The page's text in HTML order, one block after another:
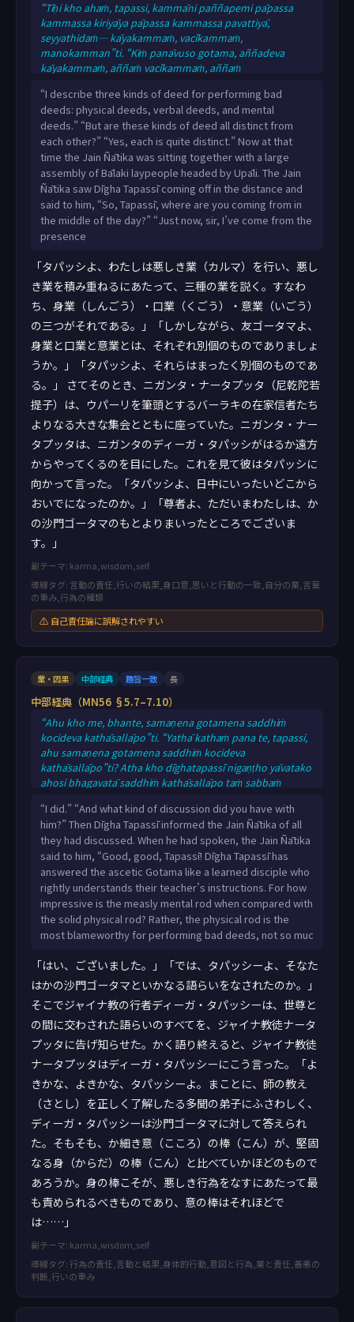
“Tīṇi kho ahaṁ, tapassi, kammāni paññapemi pāpassa
kammassa kiriyāya pāpassa kammassa pavattiyā,
seyyathidaṁ— kāyakammaṁ, vacīkammaṁ,
manokamman”ti. “Kiṁ panāvuso gotama, aññadeva
kāyakammaṁ, aññaṁ vacīkammaṁ, aññaṁ
aññaṁ vacīkammaṁ, aññaṁ manokamman”ti. Tena kho
pana samayena nigaṇṭho nāṭaputto mahatiyā gihiparisāya
saddhiṁ nisinno hoti bālakiniyā parisāya upālipamukhāya.
Addasā kho nigaṇṭho nāṭaputto dīghatapassiṁ nigaṇṭhaṁ
dūratova āgacchantaṁ; d
“I describe three kinds of deed for performing bad
deeds: physical deeds, verbal deeds, and mental
deeds.” “But are these kinds of deed all distinct from
each other?” “Yes, each is quite distinct.” Now at that
time the Jain Ñātika was sitting together with a large
assembly of Bālaki laypeople headed by Upāli. The Jain
Ñātika saw Dīgha Tapassī coming off in the distance and
said to him, “So, Tapassī, where are you coming from in
the middle of the day?” “Just now, sir, I’ve come from the
presence
「タパッシよ、わたしは悪しき業（カルマ）を行い、悪し
き業を積み重ねるにあたって、三種の業を説く。すなわ
ち、身業（しんごう）・口業（くごう）・意業（いごう）
の三つがそれである。」「しかしながら、友ゴータマよ、
身業と口業と意業とは、それぞれ別個のものでありましょ
うか。」「タパッシよ、それらはまったく別個のものであ
る。」 さてそのとき、ニガンタ・ナータプッタ（尼乾陀若
提子）は、ウパーリを筆頭とするバーラキの在家信者たち
よりなる大きな集会とともに座っていた。ニガンタ・ナー
タプッタは、ニガンタのディーガ・タパッシがはるか遠方
からやってくるのを目にした。これを見て彼はタパッシに
向かって言った。「タパッシよ、日中にいったいどこから
おいでになったのか。」「尊者よ、ただいまわたしは、か
の沙門ゴータマのもとよりまいったところでございま
す。」
副テーマ: karma,wisdom,self
導線タグ: 言動の責任,行いの結果,身口意,思いと行動の一致,自分の業,言葉
の重み,行為の種類
⚠ 自己責任論に誤解されやすい
業・因果 中部経典 趣旨一致 長
中部経典（MN56 §5.7–7.10）
“Ahu kho me, bhante, samaṇena gotamena saddhiṁ
kocideva kathāsallāpo”ti. “Yathā kathaṁ pana te, tapassi,
ahu samaṇena gotamena saddhiṁ kocideva
kathāsallāpo”ti? Atha kho dīghatapassī nigaṇṭho yāvatako
ahosi bhagavatā saddhiṁ kathāsallāpo taṁ sabbaṁ
nāṭaputto dīghatapassiṁ nigaṇṭhaṁ etadavoca: “sādhu
sādhu, tapassi. Yathā taṁ sutavatā sāvakena sammadeva
satthusāsanaṁ ājānantena evameva dīghatapassinā
nigaṇṭhena samaṇassa gotamassa byākataṁ. K
“I did.” “And what kind of discussion did you have with
him?” Then Dīgha Tapassī informed the Jain Ñātika of all
they had discussed. When he had spoken, the Jain Ñātika
said to him, “Good, good, Tapassī! Dīgha Tapassī has
answered the ascetic Gotama like a learned disciple who
rightly understands their teacher’s instructions. For how
impressive is the measly mental rod when compared with
the solid physical rod? Rather, the physical rod is the
most blameworthy for performing bad deeds, not so muc
「はい、ございました。」「では、タパッシーよ、そなた
はかの沙門ゴータマといかなる語らいをなされたのか。」
そこでジャイナ教の行者ディーガ・タパッシーは、世尊と
の間に交わされた語らいのすべてを、ジャイナ教徒ナータ
プッタに告げ知らせた。かく語り終えると、ジャイナ教徒
ナータプッタはディーガ・タパッシーにこう言った。「よ
きかな、よきかな、タパッシーよ。まことに、師の教え
（さとし）を正しく了解したる多聞の弟子にふさわしく、
ディーガ・タパッシーは沙門ゴータマに対して答えられ
た。そもそも、か細き意（こころ）の棒（こん）が、堅固
なる身（からだ）の棒（こん）と比べていかほどのもので
あろうか。身の棒こそが、悪しき行為をなすにあたって最
も責められるべきものであり、意の棒はそれほどで
は……」
副テーマ: karma,wisdom,self
導線タグ: 行為の責任,言動と結果,身体的行動,意図と行為,業と責任,善悪の
判断,行いの重み